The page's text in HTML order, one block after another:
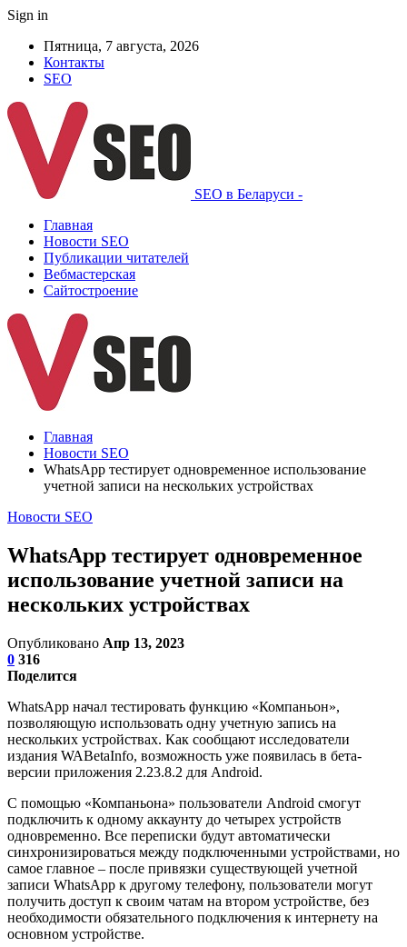
Sign in
Пятница, 7 августа, 2026
Контакты
SEO
SEO в Беларуси -
Главная
Новости SEO
Публикации читателей
Вебмастерская
Сайтостроение
Главная
Новости SEO
WhatsApp тестирует одновременное использование
учетной записи на нескольких устройствах
Новости SEO
WhatsApp тестирует одновременное
использование учетной записи на
нескольких устройствах
Опубликовано Апр 13, 2023
0 316
Поделится
WhatsApp начал тестировать функцию «Компаньон»,
позволяющую использовать одну учетную запись на
нескольких устройствах. Как сообщают исследователи
издания WABetaInfo, возможность уже появилась в бета-
версии приложения 2.23.8.2 для Android.
С помощью «Компаньона» пользователи Android смогут
подключить к одному аккаунту до четырех устройств
одновременно. Все переписки будут автоматически
синхронизироваться между подключенными устройствами, но
самое главное – после привязки существующей учетной
записи WhatsApp к другому телефону, пользователи могут
получить доступ к своим чатам на втором устройстве, без
необходимости обязательного подключения к интернету на
основном устройстве.